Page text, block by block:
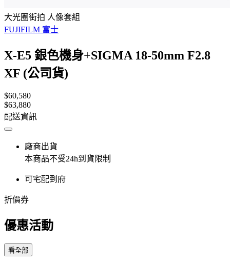
大光圈街拍 人像套組
FUJIFILM 富士
X-E5 銀色機身+SIGMA 18-50mm F2.8
XF (公司貨)
$60,580
$63,880
配送資訊
廠商出貨
本商品不受24h到貨限制
可宅配到府
折價券
優惠活動
看全部